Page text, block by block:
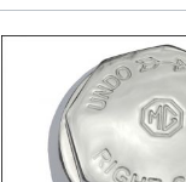
Austin Healey